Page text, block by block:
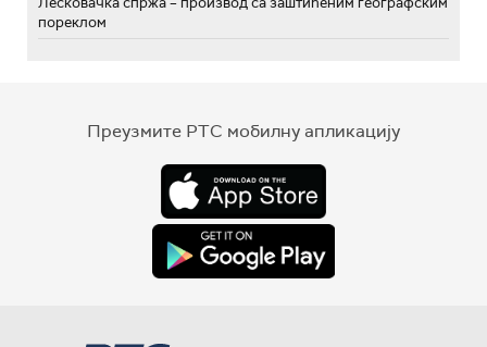
пореклом
Преузмите РТС мобилну апликацију